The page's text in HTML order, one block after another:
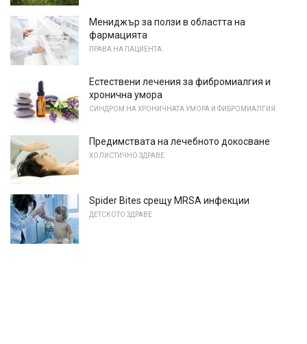
Мениджър за ползи в областта на
фармацията
ПРАВА НА ПАЦИЕНТА
Естествени лечения за фибромиалгия и
хронична умора
СИНДРОМ НА ХРОНИЧНАТА УМОРА И ФИБРОМИАЛГИЯ
Предимствата на лечебното докосване
ХОЛИСТИЧНО ЗДРАВЕ
Spider Bites срещу MRSA инфекции
ДЕТСКОТО ЗДРАВЕ